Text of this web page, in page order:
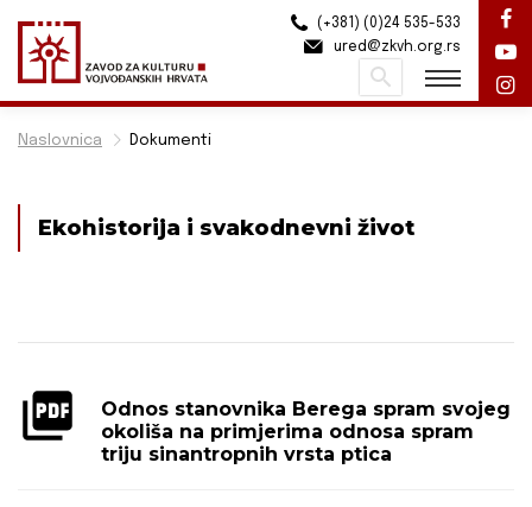
Naslovnica Dokumenti
Ekohistorija i svakodnevni život
Odnos stanovnika Berega spram svojeg
okoliša na primjerima odnosa spram
triju sinantropnih vrsta ptica
(+381) (0)24 535-533
ured@zkvh.org.rs
Pretraži